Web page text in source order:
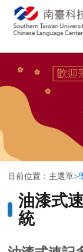
學習資
油漆式速
統
油漆式速記多
學習系統網
https://